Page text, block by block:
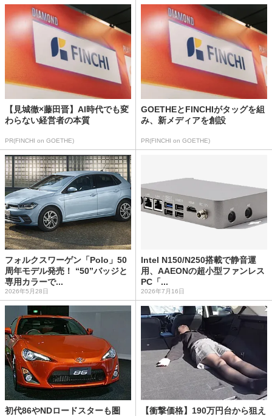
【見城徹×藤田晋】AI時代でも変
わらない経営者の本質
PR(FINCHI on GOETHE)
GOETHEとFINCHIがタッグを組
み、新メディアを創設
PR(FINCHI on GOETHE)
フォルクスワーゲン「Polo」50
周年モデル発売！ “50”バッジと
専用カラーで...
2026年5月28日
Intel N150/N250搭載で静音運
用、AAEONの超小型ファンレス
PC「...
2026年7月16日
初代86やNDロードスターも圏
【衝撃価格】190万円台から狙え